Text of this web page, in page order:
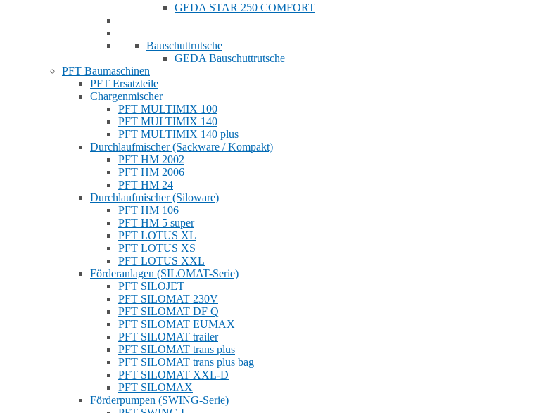
GEDA STAR 250 COMFORT
Bauschuttrutsche
GEDA Bauschuttrutsche
PFT Baumaschinen
PFT Ersatzteile
Chargenmischer
PFT MULTIMIX 100
PFT MULTIMIX 140
PFT MULTIMIX 140 plus
Durchlaufmischer (Sackware / Kompakt)
PFT HM 2002
PFT HM 2006
PFT HM 24
Durchlaufmischer (Siloware)
PFT HM 106
PFT HM 5 super
PFT LOTUS XL
PFT LOTUS XS
PFT LOTUS XXL
Förderanlagen (SILOMAT-Serie)
PFT SILOJET
PFT SILOMAT 230V
PFT SILOMAT DF Q
PFT SILOMAT EUMAX
PFT SILOMAT trailer
PFT SILOMAT trans plus
PFT SILOMAT trans plus bag
PFT SILOMAT XXL-D
PFT SILOMAX
Förderpumpen (SWING-Serie)